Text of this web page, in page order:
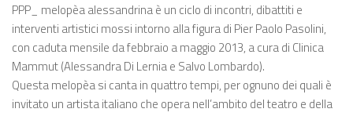
PPP_ melopèa alessandrina è un ciclo di incontri, dibattiti e
interventi artistici mossi intorno alla figura di Pier Paolo Pasolini,
con caduta mensile da febbraio a maggio 2013, a cura di Clinica
Mammut (Alessandra Di Lernia e Salvo Lombardo).
Questa melopèa si canta in quattro tempi, per ognuno dei quali è
invitato un artista italiano che opera nell’ambito del teatro e della